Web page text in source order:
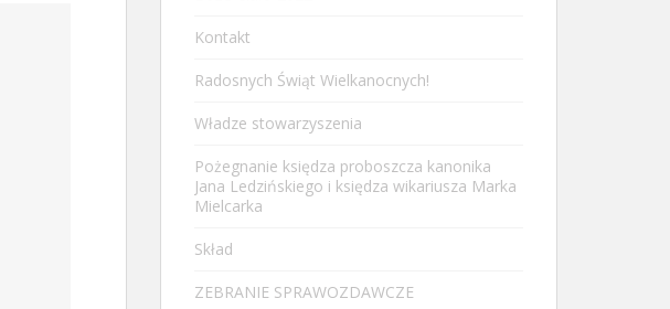
Kontakt
Radosnych Świąt Wielkanocnych!
Władze stowarzyszenia
Pożegnanie księdza proboszcza kanonika
Jana Ledzińskiego i księdza wikariusza Marka
Mielcarka
Skład
ZEBRANIE SPRAWOZDAWCZE